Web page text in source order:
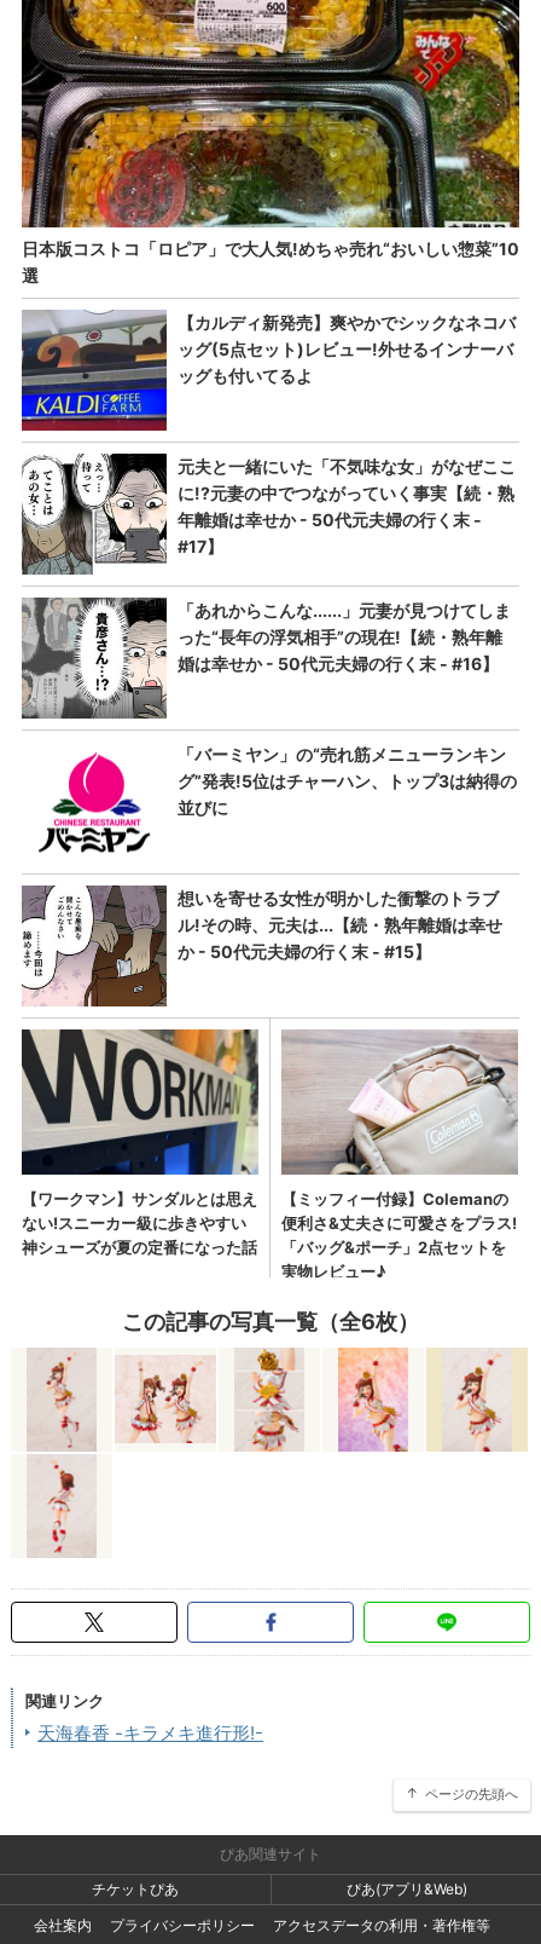
この記事の写真一覧（全6枚）
関連リンク
天海春香 -キラメキ進行形!-
ページの先頭へ
ぴあ関連サイト
チケットぴあ
ぴあ(アプリ&Web)
会社案内
プライバシーポリシー アクセスデータの利用・著作権等